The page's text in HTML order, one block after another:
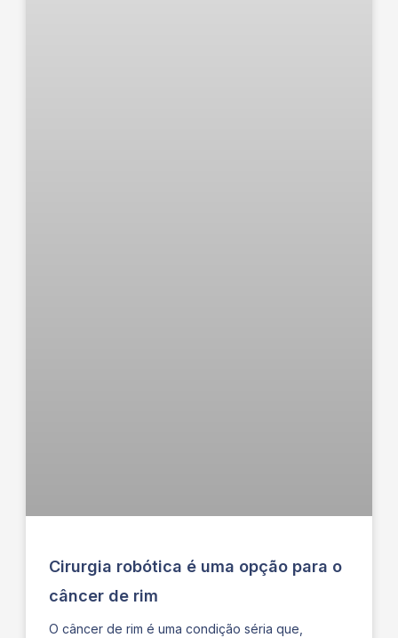
Cirurgia robótica é uma opção para o
câncer de rim
O câncer de rim é uma condição séria que,